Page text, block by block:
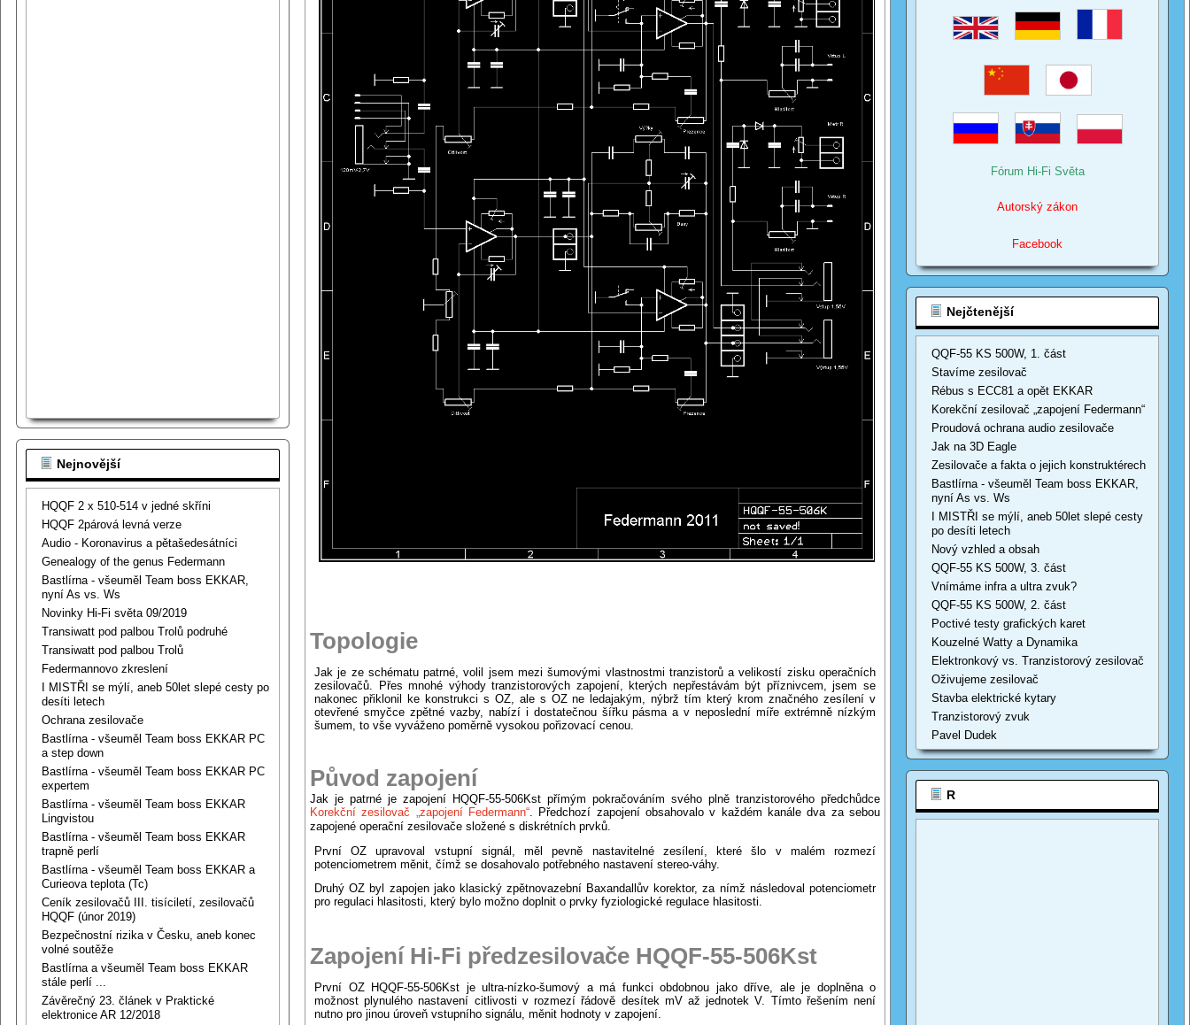
Nejnovější
HQQF 2 x 510-514 v jedné skříni
HQQF 2párová levná verze
Audio - Koronavirus a pětašedesátníci
Genealogy of the genus Federmann
Bastlírna - všeuměl Team boss EKKAR,
nyní As vs. Ws
Novinky Hi-Fi světa 09/2019
Transiwatt pod palbou Trolů podruhé
Transiwatt pod palbou Trolů
Federmannovo zkreslení
I MISTŘI se mýlí, aneb 50let slepé cesty po
desíti letech
Ochrana zesilovače
Bastlírna - všeuměl Team boss EKKAR PC
a step down
Bastlírna - všeuměl Team boss EKKAR PC
expertem
Bastlírna - všeuměl Team boss EKKAR
Lingvistou
Bastlírna - všeuměl Team boss EKKAR
trapně perlí
Bastlírna - všeuměl Team boss EKKAR a
Curieova teplota (Tc)
Ceník zesilovačů III. tisíciletí, zesilovačů
HQQF (únor 2019)
Bezpečnostní rizika v Česku, aneb konec
volné soutěže
Bastlírna a všeuměl Team boss EKKAR
stále perlí ...
Závěrečný 23. článek v Praktické
elektronice AR 12/2018
Topologie
Jak je ze schématu patrné, volil jsem mezi šumovými vlastnostmi tranzistorů a velikostí zisku operačních
zesilovačů. Přes mnohé výhody tranzistorových zapojení, kterých nepřestávám být příznivcem, jsem se
nakonec přiklonil ke konstrukci s OZ, ale s OZ ne ledajakým, nýbrž tím který krom značného zesílení v
otevřené smyčce zpětné vazby, nabízí i dostatečnou šířku pásma a v neposlední míře extrémně nízkým
šumem, to vše vyváženo poměrně vysokou pořizovací cenou.
Původ zapojení
Jak je patrné je zapojení HQQF-55-506Kst přímým pokračováním svého plně tranzistorového předchůdce
Korekční zesilovač „zapojení Federmann“ . Předchozí zapojení obsahovalo v každém kanále dva za sebou
zapojené operační zesilovače složené s diskrétních prvků.
První OZ upravoval vstupní signál, měl pevně nastavitelné zesílení, které šlo v malém rozmezí
potenciometrem měnit, čímž se dosahovalo potřebného nastavení stereo-váhy.
Druhý OZ byl zapojen jako klasický zpětnovazební Baxandallův korektor, za nímž následoval potenciometr
pro regulaci hlasitosti, který bylo možno doplnit o prvky fyziologické regulace hlasitosti.
Zapojení Hi-Fi předzesilovače HQQF-55-506Kst
První OZ HQQF-55-506Kst je ultra-nízko-šumový a má funkci obdobnou jako dříve, ale je doplněna o
možnost plynulého nastavení citlivosti v rozmezí řádově desítek mV až jednotek V. Tímto řešením není
nutno pro jinou úroveň vstupního signálu, měnit hodnoty v zapojení.
Fórum Hi-Fi Světa
Autorský zákon
Facebook
Nejčtenější
QQF-55 KS 500W, 1. část
Stavíme zesilovač
Rébus s ECC81 a opět EKKAR
Korekční zesilovač „zapojení Federmann“
Proudová ochrana audio zesilovače
Jak na 3D Eagle
Zesilovače a fakta o jejich konstruktérech
Bastlírna - všeuměl Team boss EKKAR,
nyní As vs. Ws
I MISTŘI se mýlí, aneb 50let slepé cesty
po desíti letech
Nový vzhled a obsah
QQF-55 KS 500W, 3. část
Vnímáme infra a ultra zvuk?
QQF-55 KS 500W, 2. část
Poctivé testy grafických karet
Kouzelné Watty a Dynamika
Elektronkový vs. Tranzistorový zesilovač
Oživujeme zesilovač
Stavba elektrické kytary
Tranzistorový zvuk
Pavel Dudek
R